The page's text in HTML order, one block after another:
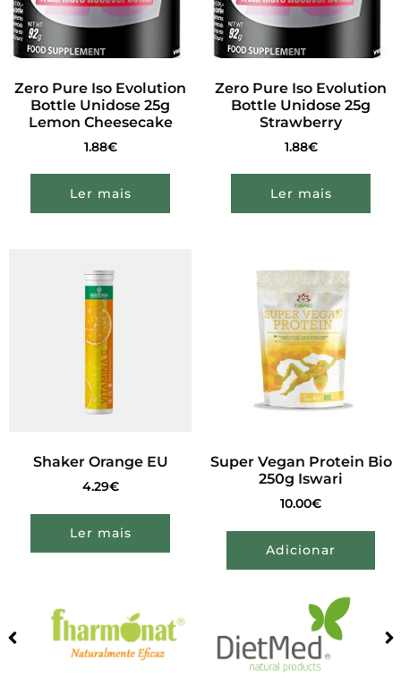
Zero Pure Iso Evolution
Bottle Unidose 25g
Lemon Cheesecake
1.88€
Ler mais
Zero Pure Iso Evolution
Bottle Unidose 25g
Strawberry
1.88€
Ler mais
Shaker Orange EU
4.29€
Ler mais
Super Vegan Protein Bio
250g Iswari
10.00€
Adicionar